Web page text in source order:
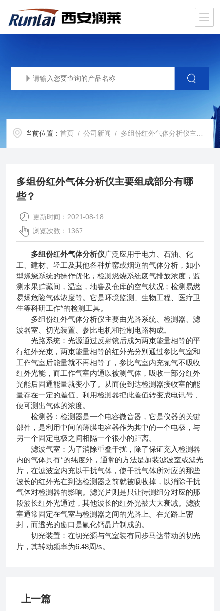
当前位置：首页 /公司新闻 / 多组份红外气体分析仪主要组成部分有哪些？
多组份红外气体分析仪主要组成部分有哪
些？
更新时间：2021-08-18
浏览次数：1367
多组份红外气体分析仪广泛应用于电力、石油、化
工、建材、轻工及其他各种炉窑或烟道的气体分析，如小
型燃烧系统的操作优化；检测燃烧系统废气排放浓度；监
测水果贮藏间，温室，地窖及仓库的空气状况；检测易燃
易爆危险气体浓度等。它是环境监测、生物工程、医疗卫
生等科研工作*的检测工具。
多组份红外气体分析仪主要由光路系统、检测器、滤
波器室、切光装置、参比电机和控制电路构成。
光路系统：光源通过反射镜后成为两束能量相等的平
行红外光束，两束能量相等的红外光分别通过参比气室和
工作气室后能量就不再相等了，参比气室内充氮气不吸收
红外光能，而工作气室内通以被测气体，吸收一部分红外
光能后固通能量就变小了。从而使到达检测器接收室的能
量存在一定的差值。利用检测器把此差值转变成电讯号，
便可测出气体的浓度。
检测器：检测器是一个电容微音器，它是仪器的关键
部件，是利用中间的薄膜电容器作为其中的一个电极，与
另一个固定电极之间相隔一个很小的距离。
滤波气室：为了消除重叠干扰，除了保证充入检测器
内的气体具有*的纯度外，通常的方法是加装滤波室或滤光
片，在滤波室内充以干扰气体，使干扰气体所对应的那些
波长的红外光在到达检测器之前就被吸收掉，以消除干扰
气体对检测器的影响。滤光片则是只让待测组分对应的那
段波长红外光通过，其他波长的红外光被大大衰减。滤波
室通常固定在气室与检测器之间的光路上。在光路上密
封，而透光的窗口是氟化钙晶片制成的。
切光装置：在切光源与气室装有同步马达带动的切光
片，其转动频率为6.48周/s。
上一篇